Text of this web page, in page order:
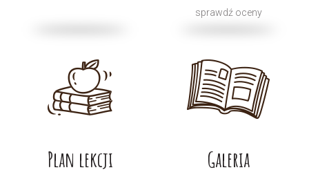
sprawdź oceny
Plan lekcji Galeria